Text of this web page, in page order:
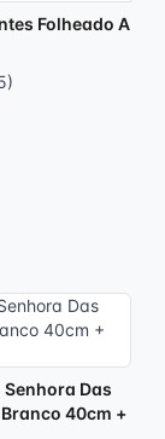
Folheado A
Das
40cm +